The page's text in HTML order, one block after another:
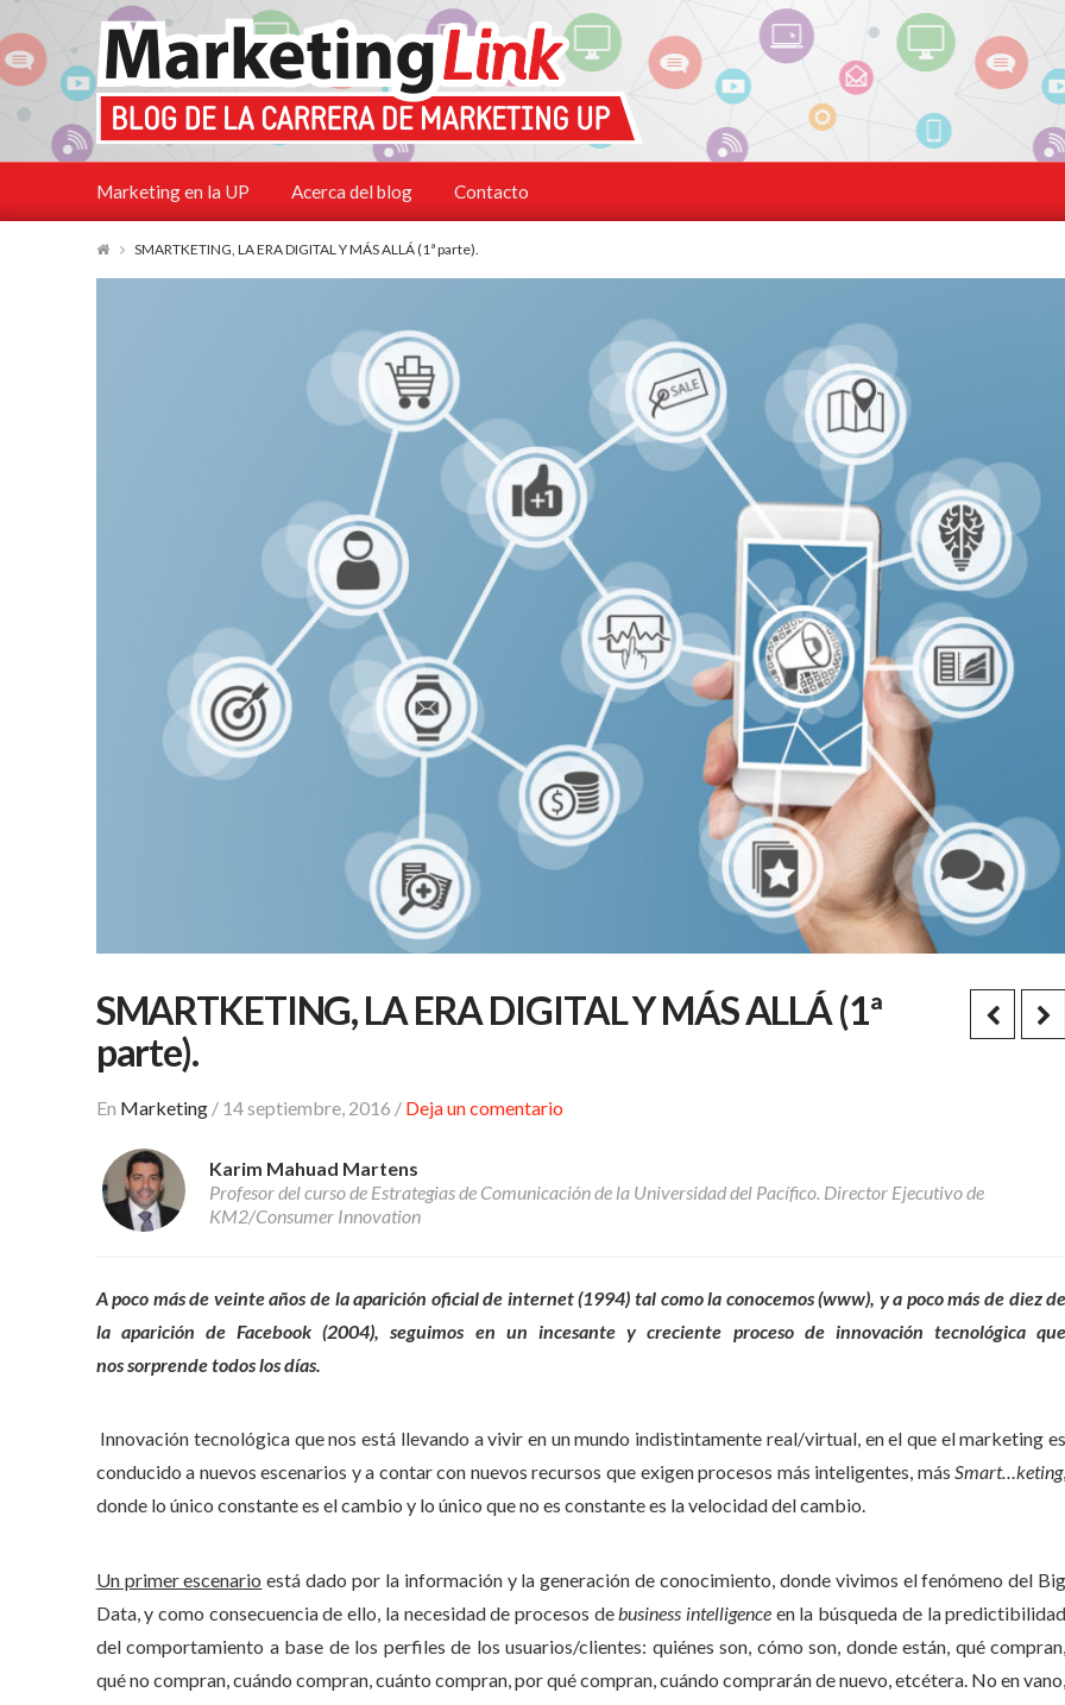
Marketing en la UP Acerca del blog Contacto
SMARTKETING, LA ERA DIGITAL Y MÁS ALLÁ (1ª parte).
SMARTKETING, LA ERA DIGITAL Y MÁS ALLÁ (1ª
parte).
En Marketing/ 14 septiembre, 2016 / Deja un comentario
Karim Mahuad Martens
Profesor del curso de Estrategias de Comunicación de la Universidad del Pacífico. Director Ejecutivo de
KM2/Consumer Innovation
A poco más de veinte años de la aparición oficial de internet (1994) tal como la conocemos (www), y a poco más de diez de
la aparición de Facebook (2004), seguimos en un incesante y creciente proceso de innovación tecnológica que
nos sorprende todos los días.
Innovación tecnológica que nos está llevando a vivir en un mundo indistintamente real/virtual, en el que el marketing es
conducido a nuevos escenarios y a contar con nuevos recursos que exigen procesos más inteligentes, másSmart…keting,
donde lo único constante es el cambio y lo único que no es constante es la velocidad del cambio.
Un primer escenario está dado por la información y la generación de conocimiento, donde vivimos el fenómeno del Big
Data, y como consecuencia de ello, la necesidad de procesos de business intelligence en la búsqueda de la predictibilidad
del comportamiento a base de los perfiles de los usuarios/clientes: quiénes son, cómo son, donde están, qué compran,
qué no compran, cuándo compran, cuánto compran, por qué compran, cuándo comprarán de nuevo, etcétera. No en vano,